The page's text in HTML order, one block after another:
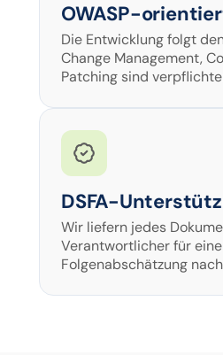
OWASP-
Die Entwicklung folgt
Change Management,
Patching sind
DSFA-
Wir liefern jedes
Verantwortlicher für
Folgenabschätzung